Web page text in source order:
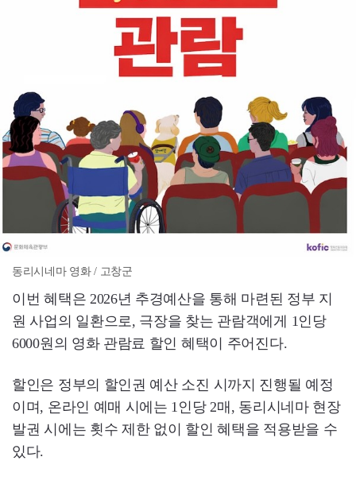
동리시네마 영화 / 고창군
이번 혜택은 2026년 추경예산을 통해 마련된 정부 지
원 사업의 일환으로, 극장을 찾는 관람객에게 1인당
6000원의 영화 관람료 할인 혜택이 주어진다.
할인은 정부의 할인권 예산 소진 시까지 진행될 예정
이며, 온라인 예매 시에는 1인당 2매, 동리시네마 현장
발권 시에는 횟수 제한 없이 할인 혜택을 적용받을 수
있다.